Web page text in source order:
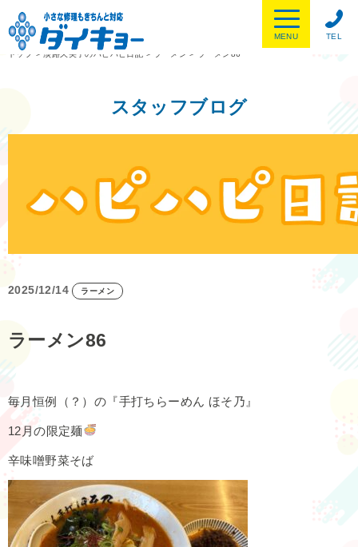
TEL
MENU
トップ
> 淡路久美子のハピハピ日記 > ラーメン > ラーメン86
スタッフブログ
2025/12/14 ラーメン
ラーメン86
毎月恒例（？）の『手打ちらーめん ほそ乃』
12月の限定麺
辛味噌野菜そば